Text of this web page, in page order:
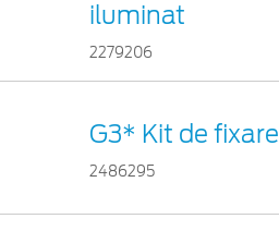
iluminat
2279206
G3* Kit de fixare
2486295